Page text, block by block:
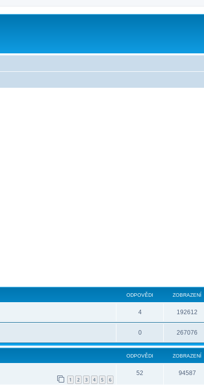
ODPOVĚDI ZOBRAZENÍ
4 192612
0 267076
ODPOVĚDI ZOBRAZENÍ
1 2 3 4 5 6
52 94587